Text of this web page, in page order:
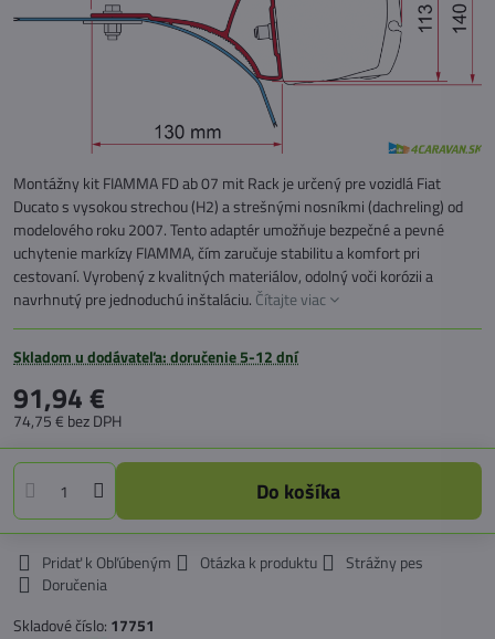
Montážny kit FIAMMA FD ab 07 mit Rack je určený pre vozidlá Fiat
Ducato s vysokou strechou (H2) a strešnými nosníkmi (dachreling) od
modelového roku 2007. Tento adaptér umožňuje bezpečné a pevné
uchytenie markízy FIAMMA, čím zaručuje stabilitu a komfort pri
cestovaní. Vyrobený z kvalitných materiálov, odolný voči korózii a
navrhnutý pre jednoduchú inštaláciu. Čítajte viac
Skladom u dodávateľa: doručenie 5-12 dní
91,94 €
74,75 € bez DPH
Do košíka
Pridať k Obľúbeným Otázka k produktu
Strážny pes
Doručenia
Skladové číslo: 17751